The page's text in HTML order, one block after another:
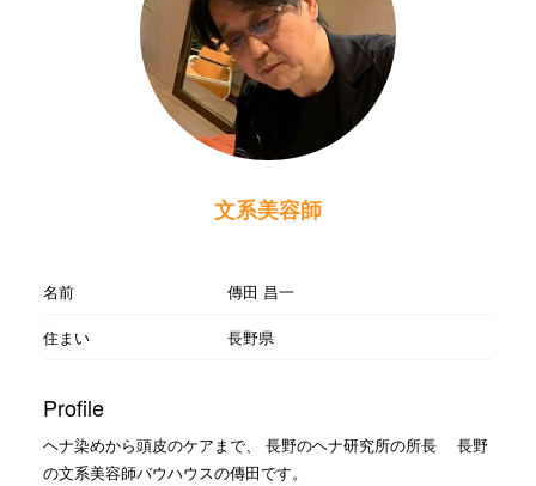
文系美容師
名前
傳田 昌一
住まい
長野県
Profile
ヘナ染めから頭皮のケアまで、 長野のヘナ研究所の所長 長野
の文系美容師バウハウスの傳田です。